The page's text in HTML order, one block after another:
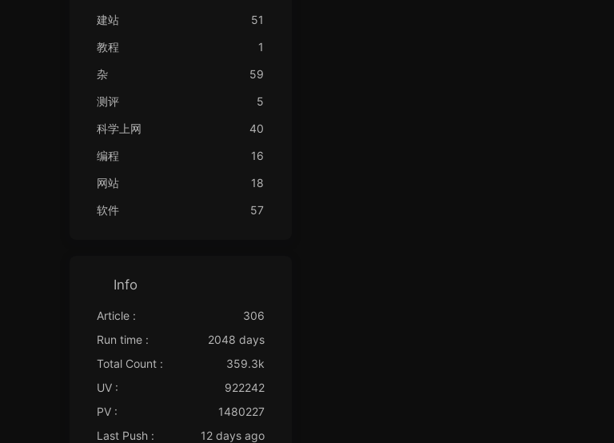
建站
51
教程
1
杂
59
测评
5
科学上网
40
编程
16
网站
18
软件
57
Info
Article :
306
Run time :
2048 days
Total Count :
359.3k
UV :
922242
PV :
1480227
Last Push :
12 days ago